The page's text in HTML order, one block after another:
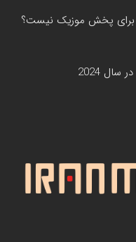
برای پخش موزیک نیست؟
2024